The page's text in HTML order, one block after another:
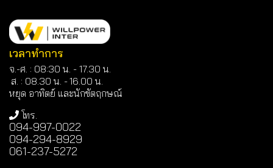
เวลาทำการ
จ.-ศ. : 08:30 น. - 17.30 น.
ส. : 08.30 น. -16.00 น.
หยุด อาทิตย์ และนักขัตฤกษณ์
โทร.
094-997-0022
094-294-8929
061-237-5272